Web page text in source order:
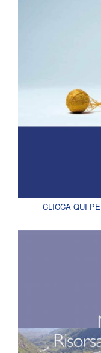
CLICCA QUI